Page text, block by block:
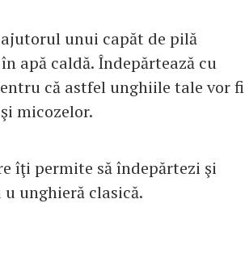
unui capăt de pilă
apă caldă. Îndepărtează cu
că astfel unghiile tale vor fi
micozelor.
îţi permite să îndepărtezi şi
unghieră clasică.